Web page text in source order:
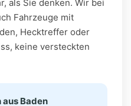
als Sie denken. Wir bei
Fahrzeuge mit
Hecktreffer oder
keine versteckten
aus Baden